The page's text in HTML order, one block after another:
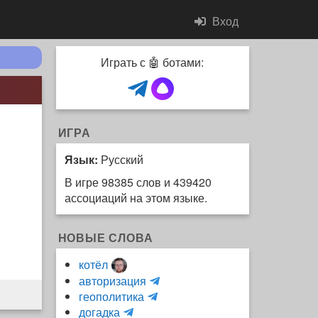
Вход
Играть с 🤖 ботами:
ИГРА
Язык: Русский
В игре 98385 слов и 439420
ассоциаций на этом языке.
НОВЫЕ СЛОВА
котёл
авторизация
и
геополитика
H
догадка
m